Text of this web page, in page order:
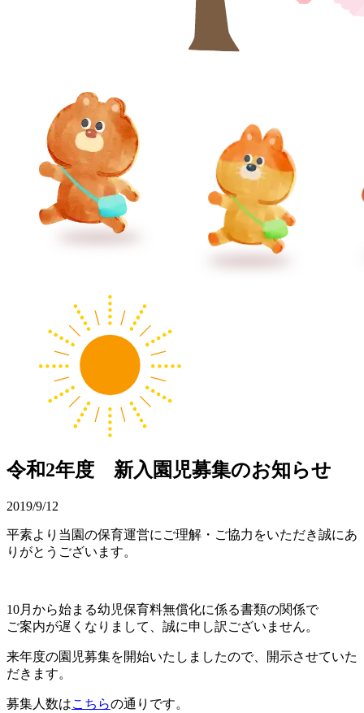
令和2年度 新入園児募集のお知らせ
2019/9/12
平素より当園の保育運営にご理解・ご協力をいただき誠にあ
りがとうございます。
10月から始まる幼児保育料無償化に係る書類の関係で
ご案内が遅くなりまして、誠に申し訳ございません。
来年度の園児募集を開始いたしましたので、開示させていた
だきます。
募集人数はこちらの通りです。